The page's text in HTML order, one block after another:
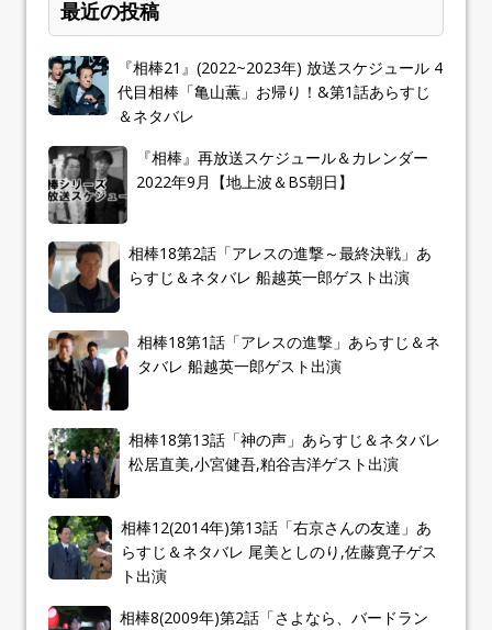
最近の投稿
『相棒21』(2022~2023年) 放送スケジュール 4
代目相棒「亀山薫」お帰り！&第1話あらすじ
＆ネタバレ
『相棒』再放送スケジュール＆カレンダー
2022年9月【地上波＆BS朝日】
相棒18第2話「アレスの進撃～最終決戦」あ
らすじ＆ネタバレ 船越英一郎ゲスト出演
相棒18第1話「アレスの進撃」あらすじ＆ネ
タバレ 船越英一郎ゲスト出演
相棒18第13話「神の声」あらすじ＆ネタバレ
松居直美,小宮健吾,粕谷吉洋ゲスト出演
相棒12(2014年)第13話「右京さんの友達」あ
らすじ＆ネタバレ 尾美としのり,佐藤寛子ゲス
ト出演
相棒8(2009年)第2話「さよなら、バードラン